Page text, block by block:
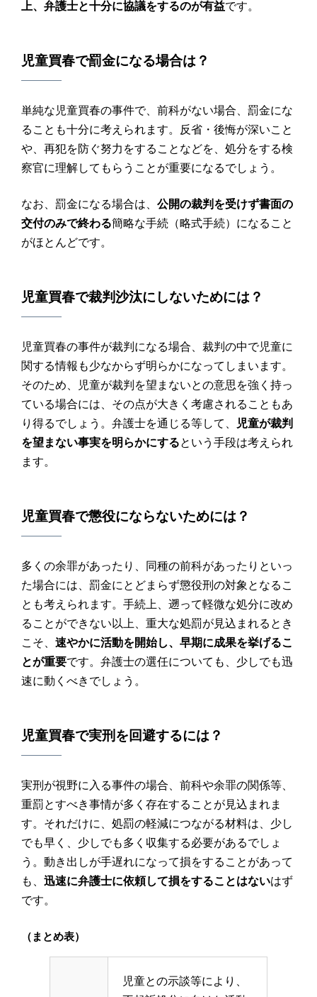
上、弁護士と十分に協議をするのが有益です。
児童買春で罰金になる場合は？
単純な児童買春の事件で、前科がない場合、罰金にな
ることも十分に考えられます。反省・後悔が深いこと
や、再犯を防ぐ努力をすることなどを、処分をする検
察官に理解してもらうことが重要になるでしょう。
なお、罰金になる場合は、 公開の裁判を受けず書面の
交付のみで終わる簡略な手続（略式手続）になること
がほとんどです。
児童買春で裁判沙汰にしないためには？
児童買春の事件が裁判になる場合、裁判の中で児童に
関する情報も少なからず明らかになってしまいます。
そのため、児童が裁判を望まないとの意思を強く持っ
ている場合には、その点が大きく考慮されることもあ
り得るでしょう。弁護士を通じる等して、
児童が裁判
を望まない事実を明らかにするという手段は考えられ
ます。
児童買春で懲役にならないためには？
多くの余罪があったり、同種の前科があったりといっ
た場合には、罰金にとどまらず懲役刑の対象となるこ
とも考えられます。手続上、遡って軽微な処分に改め
ることができない以上、重大な処罰が見込まれるとき
こそ、 速やかに活動を開始し、早期に成果を挙げるこ
とが重要です。弁護士の選任についても、少しでも迅
速に動くべきでしょう。
児童買春で実刑 を回避するには？
実刑が視野に入る事件の場合、前科や余罪の関係等、
重罰とすべき事情が多く存在することが見込まれま
す。それだけに、処罰の軽減につながる材料は、少し
でも早く、少しでも多く収集する必要があるでしょ
う。動き出しが手遅れになって損をすることがあって
も、 迅速に弁護士に依頼して損をすることはないはず
です。
（まとめ表）
児童との示談等により、